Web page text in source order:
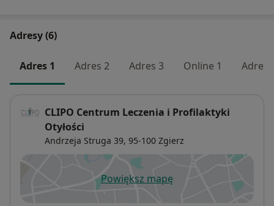
Adresy (6)
Adres 1 Adres 2 Adres 3 Online 1 Adres
CLIPO Centrum Leczenia i Profilaktyki
Otyłości
Andrzeja Struga 39, 95-100 Zgierz
Powiększ mapęotwiera się w nowej karcie